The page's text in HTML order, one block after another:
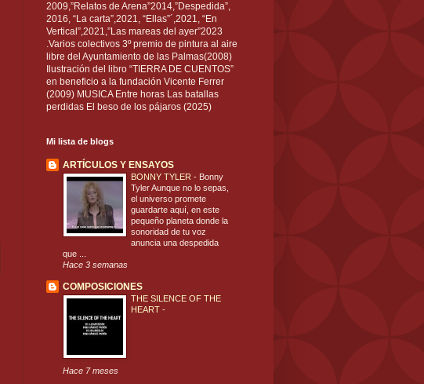
2009,”Relatos de Arena”2014,”Despedida”,
2016, “La carta”,2021, “Ellas”´,2021, “En
Vertical”,2021,”Las mareas del ayer”2023
.Varios colectivos 3º premio de pintura al aire
libre del Ayuntamiento de las Palmas(2008)
Ilustración del libro “TIERRA DE CUENTOS”
en beneficio a la fundación Vicente Ferrer
(2009) MUSICA Entre horas Las batallas
perdidas El beso de los pájaros (2025)
Mi lista de blogs
ARTÍCULOS Y ENSAYOS
BONNY TYLER - Bonny
Tyler Aunque no lo sepas,
el universo promete
guardarte aquí, en este
pequeño planeta donde la
sonoridad de tu voz
anuncia una despedida
que ...
Hace 3 semanas
COMPOSICIONES
THE SILENCE OF THE
HEART -
Hace 7 meses